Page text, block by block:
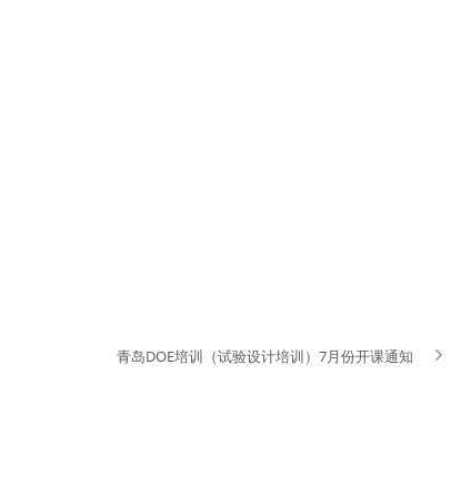
青岛DOE培训（试验设计培训）7月份开课通知